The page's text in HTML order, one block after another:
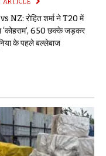
ARTICLE
NZ: रोहित शर्मा ने T20 में
‘कोहराम’, 650 छक्के जड़कर
के पहले बल्लेबाज